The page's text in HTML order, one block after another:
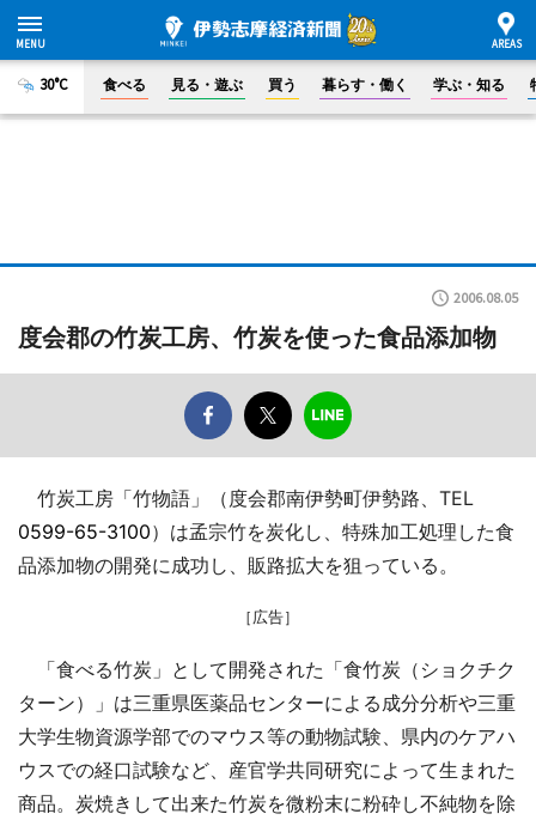
30°C 食べる 見る・遊ぶ 買う 暮らす・働く 学ぶ・知る
2006.08.05
度会郡の竹炭工房、竹炭を使った食品添加物
竹炭工房「竹物語」（度会郡南伊勢町伊勢路、TEL
0599-65-3100）は孟宗竹を炭化し、特殊加工処理した食
品添加物の開発に成功し、販路拡大を狙っている。
［広告］
「食べる竹炭」として開発された「食竹炭（ショクチク
ターン）」は三重県医薬品センターによる成分分析や三重
大学生物資源学部でのマウス等の動物試験、県内のケアハ
ウスでの経口試験など、産官学共同研究によって生まれた
商品。炭焼きして出来た竹炭を微粉末に粉砕し不純物を除